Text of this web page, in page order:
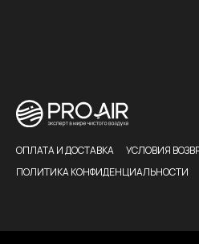
ОПЛАТА И ДОСТАВКА
УСЛОВИЯ
ПОЛИТИКА КОНФИДЕНЦИАЛЬНОСТИ